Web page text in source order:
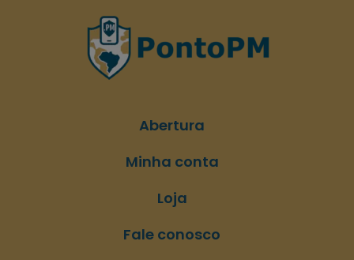
Abertura
Minha conta
Loja
Fale conosco